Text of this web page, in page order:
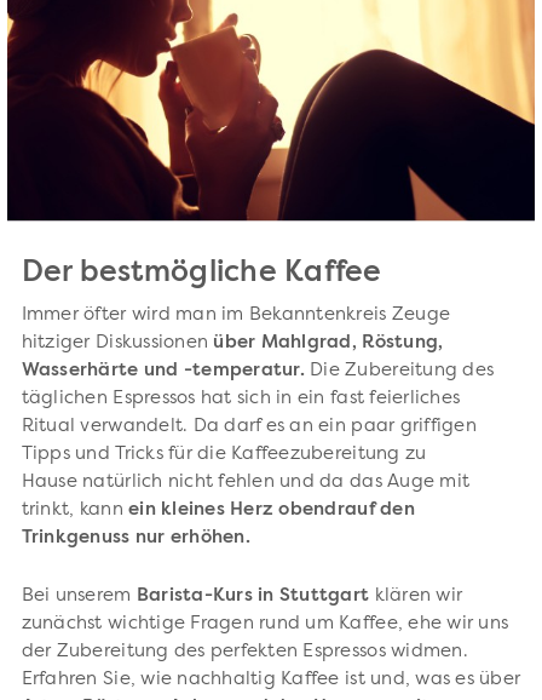
Der bestmögliche Kaffee
Immer öfter wird man im Bekanntenkreis Zeuge
hitziger Diskussionen über Mahlgrad, Röstung,
Wasserhärte und -temperatur. Die Zubereitung des
täglichen Espressos hat sich in ein fast feierliches
Ritual verwandelt. Da darf es an ein paar griffigen
Tipps und Tricks für die Kaffeezubereitung zu
Hause natürlich nicht fehlen und da das Auge mit
trinkt, kannein kleines Herz obendrauf den
Trinkgenuss nur erhöhen.
Bei unserem Barista-Kurs in Stuttgart klären wir
zunächst wichtige Fragen rund um Kaffee, ehe wir uns
der Zubereitung des perfekten Espressos widmen.
Erfahren Sie, wie nachhaltig Kaffee ist und, was es über